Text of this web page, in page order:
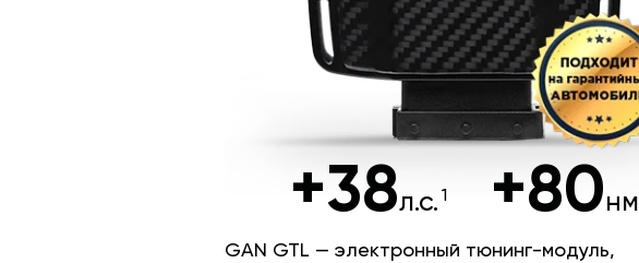
+38л.с. +80нм
GAN GTL — электронный тюнинг-модуль,